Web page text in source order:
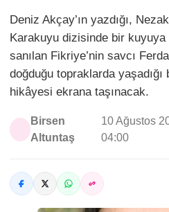
Deniz Akçay’ın yazdığı,
Karakuyu dizisinde bir kuyuya
sanılan Fikriye’nin savcı
doğduğu topraklarda
hikâyesi ekrana taşınacak.
Birsen
Altuntaş
10 Ağustos
04:00